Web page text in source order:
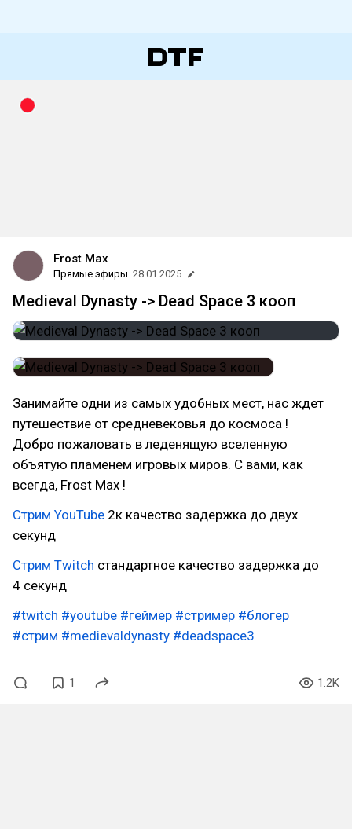
Frost Max
Прямые эфиры 28.01.2025
Medieval Dynasty -> Dead Space 3 кооп
Занимайте одни из самых удобных мест, нас ждет
путешествие от средневековья до космоса !
Добро пожаловать в леденящую вселенную
объятую пламенем игровых миров. С вами, как
всегда, Frost Max !
Стрим YouTube 2к качество задержка до двух
секунд
Стрим Twitch стандартное качество задержка до
4 секунд
#twitch #youtube #геймер #стример #блогер
#стрим #medievaldynasty #deadspace3
1 1.2K